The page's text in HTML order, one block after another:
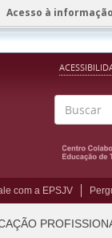
Acesso à informação
com a EPSJV